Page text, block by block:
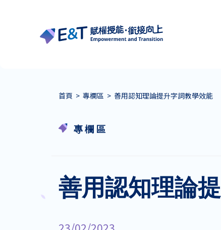
首頁 > 專欄區 > 善用認知理論提升字詞教學效能
專欄區
善用認知理論